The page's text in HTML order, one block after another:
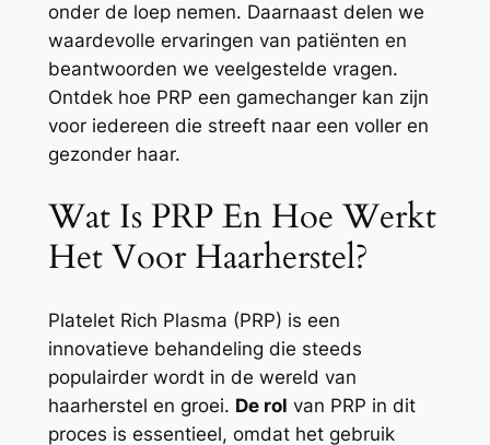
onder de loep nemen. Daarnaast delen we
waardevolle ervaringen van patiënten en
beantwoorden we veelgestelde vragen.
Ontdek hoe PRP een gamechanger kan zijn
voor iedereen die streeft naar een voller en
gezonder haar.
Wat Is PRP En Hoe Werkt
Het Voor Haarherstel?
Platelet Rich Plasma (PRP) is een
innovatieve behandeling die steeds
populairder wordt in de wereld van
haarherstel en groei. De rol van PRP in dit
proces is essentieel, omdat het gebruik